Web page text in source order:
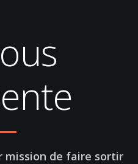
mission de faire sortir